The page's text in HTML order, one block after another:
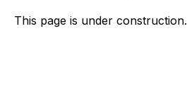
This page is under construction.